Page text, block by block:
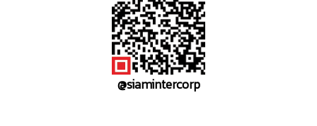
@siamintercorp